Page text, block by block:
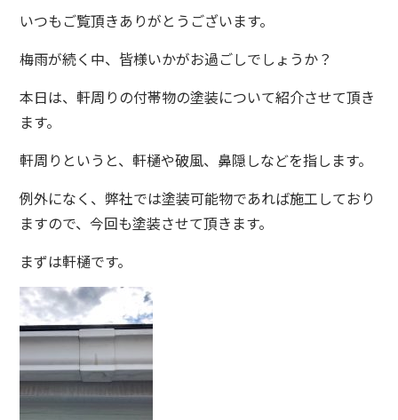
いつもご覧頂きありがとうございます。
梅雨が続く中、皆様いかがお過ごしでしょうか？
本日は、軒周りの付帯物の塗装について紹介させて頂き
ます。
軒周りというと、軒樋や破風、鼻隠しなどを指します。
例外になく、弊社では塗装可能物であれば施工しており
ますので、今回も塗装させて頂きます。
まずは軒樋です。